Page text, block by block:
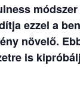
ezzel a
növelő.
is